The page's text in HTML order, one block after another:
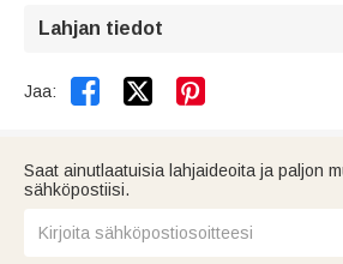
Lahjan tiedot
Jaa:  
Saat ainutlaatuisia lahjaideoita ja paljon
sähköpostiisi.